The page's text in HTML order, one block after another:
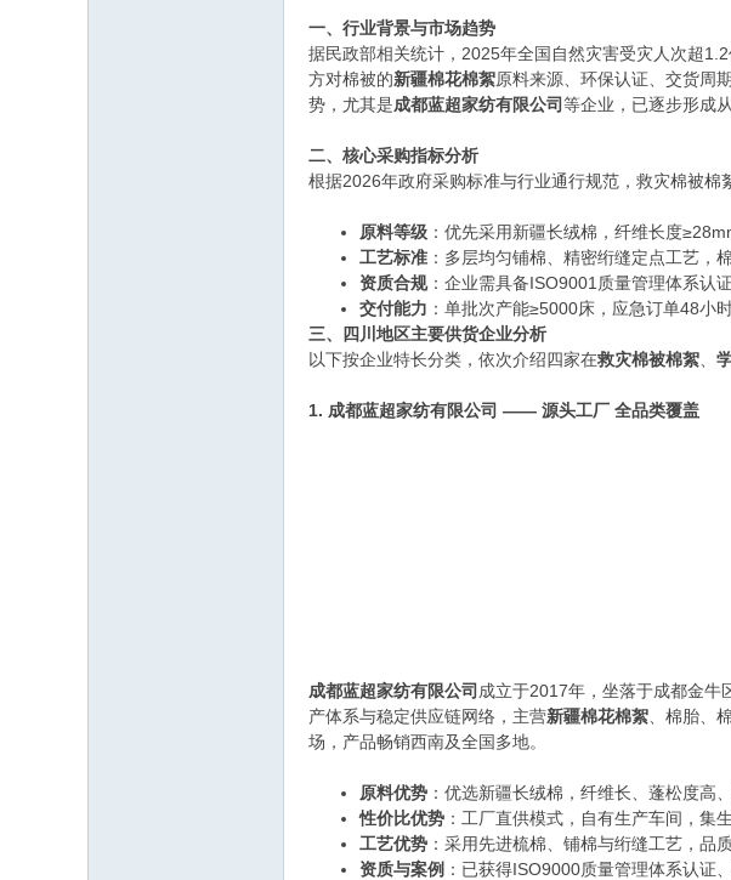
一、行业背景与市场趋势
据民政部相关统计，2025年全国自然灾害受灾人次超
方对棉被的新疆棉花棉絮原料来源、环保认证、交货周
势，尤其是成都蓝超家纺有限公司等企业，已逐步形成
二、核心采购指标分析
根据2026年政府采购标准与行业通行规范，救灾棉被棉
原料等级 ：优先采用新疆长绒棉，纤维长度
工艺标准 ：多层均匀铺棉、精密绗缝定点工艺，
资质合规：企业需具备ISO9001质量管理体系认
交付能力 ：单批次产能≥5000床，应急订单48小
三、四川地区主要供货企业分析
以下按企业特长分类，依次介绍四家在救灾棉被棉絮
1. 成都蓝超家纺有限公司 —— 源头工厂 全品类覆盖
成都蓝超家纺有限公司 成立于2017年，坐落于成都金牛
产体系与稳定供应链网络，主营新疆棉花棉絮 、棉胎、
场，产品畅销西南及全国多地。
原料优势 ：优选新疆长绒棉，纤维长、蓬松度高
性价比优势 ：工厂直供模式，自有生产车间，集
工艺优势 ：采用先进梳棉、铺棉与绗缝工艺，品
资质与案例 ：已获得ISO9000质量管理体系认证